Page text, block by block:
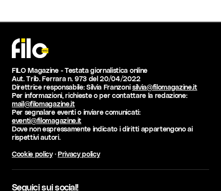
FILO Magazine - Testata giornalistica online
Aut. Trib. Ferrara n. 973 del 20/04/2022
Direttrice responsabile: Silvia Franzonisilvia@filomagazine.it
Per informazioni, richieste o per contattare la redazione:
mail@filomagazine.it
Per segnalare eventi o inviare comunicati:
eventi@filomagazine.it
Dove non espressamente indicato i diritti appartengono ai
rispettivi autori.
Cookie policy·Privacy policy
Seguici sui social!